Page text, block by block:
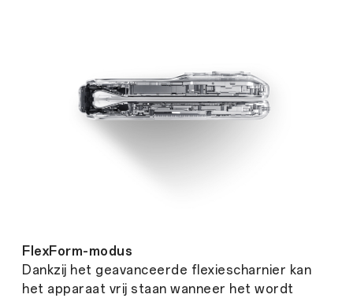
FlexForm-modus
Dankzij het geavanceerde flexiescharnier kan
het apparaat vrij staan wanneer het wordt